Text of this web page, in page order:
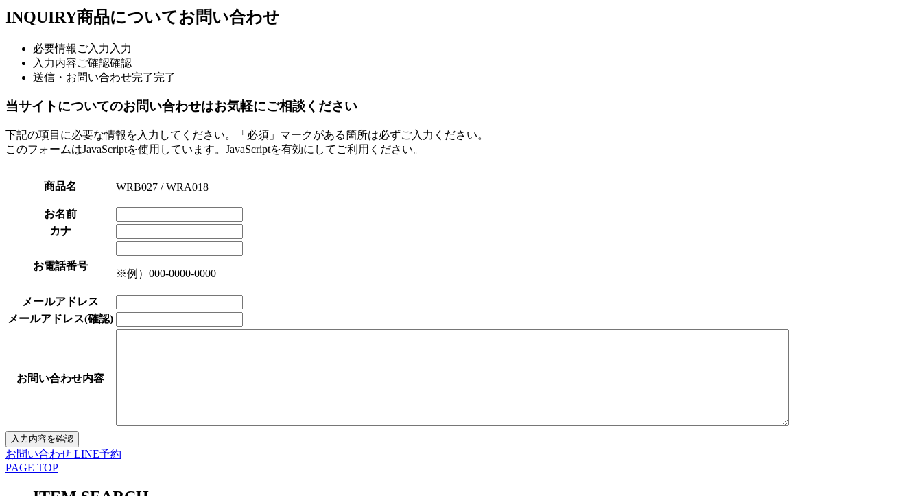
INQUIRY商品についてお問い合わせ
必要情報ご入力 入力
入力内容ご確認確認
送信・お問い合わせ完了完了
当サイトについてのお問い合わせはお気軽にご相談ください
下記の項目に必要な情報を入力してください。「必須」マークがある箇所は必ずご入力ください。
このフォームはJavaScriptを使用しています。JavaScriptを有効にしてご利用ください。
商品名 WRB027 / WRA018
お名前
カナ
お電話番号
※例）000-0000-0000
メールアドレス
メールアドレス(確認)
お問い合わせ内容
お問い合わせ LINE予約
PAGE TOP